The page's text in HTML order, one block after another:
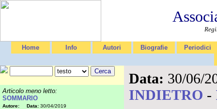
Home Info Autori Biografie Periodici
Articolo meno letto:
SOMMARIO
Autore: Data: 30/04/2019
Data: 30/06/
INDIETRO -